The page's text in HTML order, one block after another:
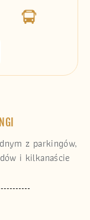
z parkingów,
i kilkanaście